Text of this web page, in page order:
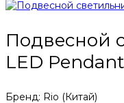
Подвесной
LED
Бренд: Rio (Китай)